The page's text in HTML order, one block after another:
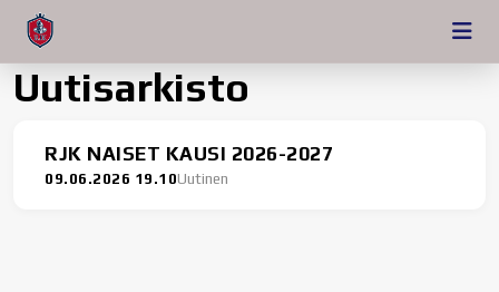
Uutisarkisto
RJK NAISET KAUSI 2026-2027
09.06.2026 19.10Uutinen